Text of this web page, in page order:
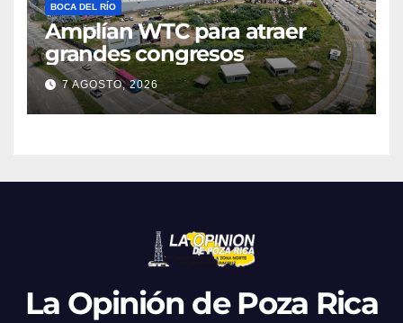
BOCA DEL RÍO
Amplían WTC para atraer
grandes congresos
7 AGOSTO, 2026
La Opinión de Poza Rica